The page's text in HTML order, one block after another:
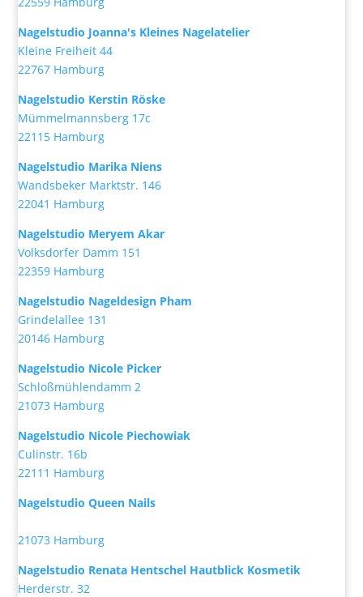
Nagelstudio Joanna's Kleines Nagelatelier
Kleine Freiheit 44
22767 Hamburg
Nagelstudio Kerstin Röske
Mümmelmannsberg 17c
22115 Hamburg
Nagelstudio Marika Niens
Wandsbeker Marktstr. 146
22041 Hamburg
Nagelstudio Meryem Akar
Volksdorfer Damm 151
22359 Hamburg
Nagelstudio Nageldesign Pham
Grindelallee 131
20146 Hamburg
Nagelstudio Nicole Picker
Schloßmühlendamm 2
21073 Hamburg
Nagelstudio Nicole Piechowiak
Culinstr. 16b
22111 Hamburg
Nagelstudio Queen Nails
21073 Hamburg
Nagelstudio Renata Hentschel Hautblick Kosmetik
Herderstr. 32